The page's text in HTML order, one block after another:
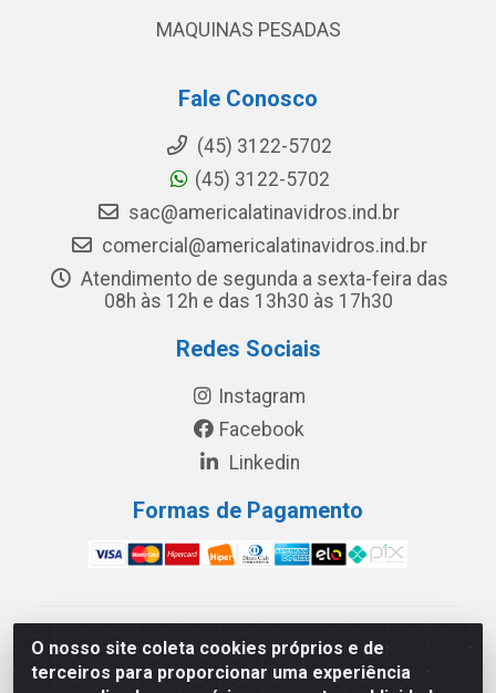
O nosso site coleta cookies próprios e de
terceiros para proporcionar uma experiência
MAQUINAS PESADAS
Fale Conosco
(45) 3122-5702
(45) 3122-5702
sac@americalatinavidros.ind.br
comercial@americalatinavidros.ind.br
Atendimento de segunda a sexta-feira das
08h às 12h e das 13h30 às 17h30
Redes Sociais
Instagram
Facebook
Linkedin
Formas de Pagamento
América Latina Indústria e Comércio de Vidros LTDA -
CNPJ 19.813.045/0001-03 - Rua Carlos Drummond de
Andrade, 151 Núcleo Industrial III – Cascavel/PR - CEP